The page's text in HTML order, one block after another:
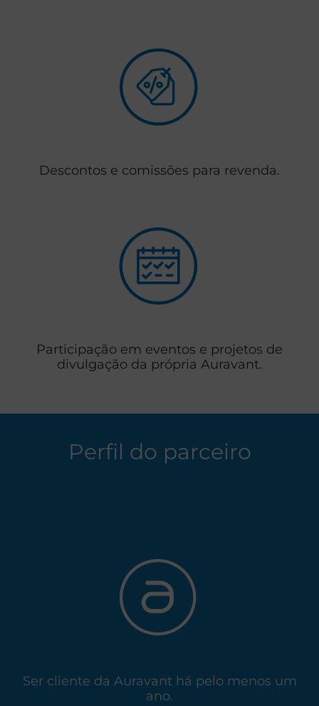
Descontos e comissões para revenda.
Participação em eventos e projetos de
divulgação da própria Auravant.
Perfil do parceiro
Ser cliente da Auravant há pelo menos um
ano.